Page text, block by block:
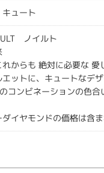
ュート
ノイルト
からも 絶対に必要な 愛
ットに、キュートなデ
コンビネーションの色
イヤモンドの価格は含ま